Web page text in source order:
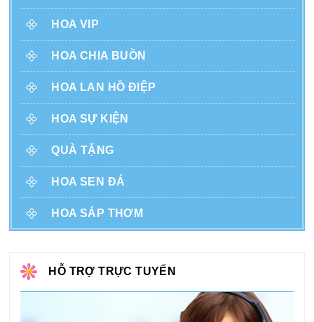
HOA VIP
HOA CHIA BUỒN
HOA LAN HỒ ĐIỆP
HOA SỰ KIỆN
QUÀ TẶNG
HOA SEN ĐÁ
HOA SÁP THƠM
HỖ TRỢ TRỰC TUYẾN